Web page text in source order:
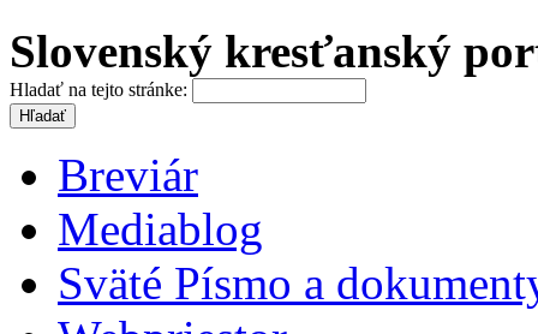
Slovenský kresťanský
Hladať na tejto stránke:
Breviár
Mediablog
Sväté Písmo a